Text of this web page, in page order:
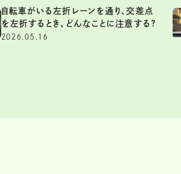
自転車がいる左折レーンを通り、交差点
を左折するとき、どんなことに注意する?
2026.05.16